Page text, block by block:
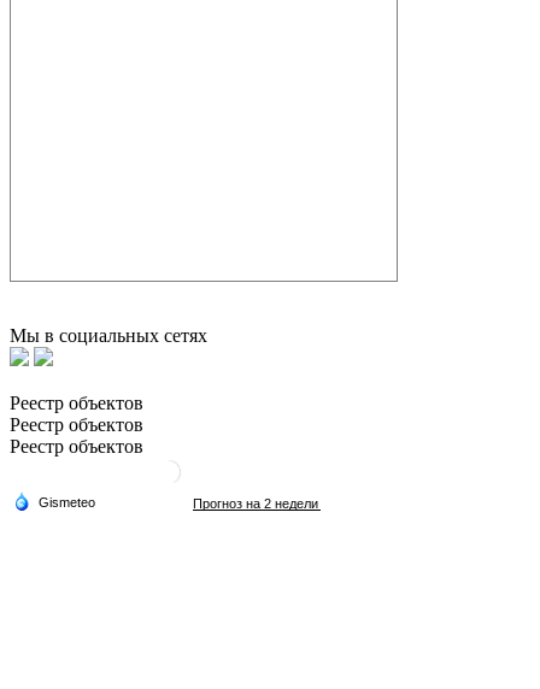
Мы в социальных сетях
Реестр объектов
Реестр объектов
Реестр объектов